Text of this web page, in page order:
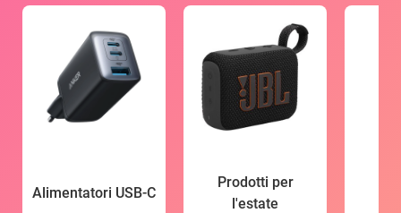
Alimentatori USB-C
Prodotti per
l'estate